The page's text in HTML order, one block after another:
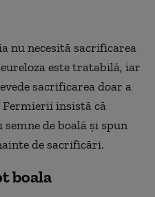
nu necesită sacrificarea
este tratabilă, iar
sacrificarea doar a
insistă că
de boală și spun
de sacrificări.
boala